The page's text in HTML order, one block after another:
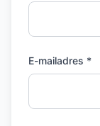
E-mailadres *